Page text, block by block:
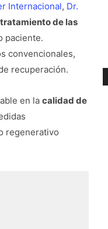
Internacional, Dr.
tratamiento de las
paciente.
convencionales,
recuperación.
en la calidad de
regenerativo